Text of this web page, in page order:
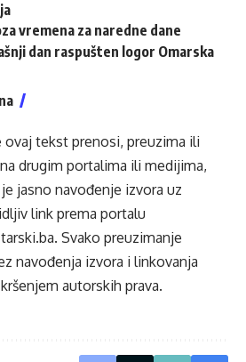
vremena za naredne dane
dan raspušten logor Omarska
ovaj tekst prenosi, preuzima ili
drugim portalima ili medijima,
jasno navođenje izvora uz
link prema portalu
. Svako preuzimanje
navođenja izvora i linkovanja
autorskih prava.